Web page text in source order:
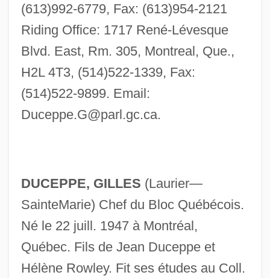
(613)992-6779, Fax: (613)954-2121
Riding Office: 1717 René-Lévesque
Blvd. East, Rm. 305, Montreal, Que.,
H2L 4T3, (514)522-1339, Fax:
(514)522-9899. Email:
Duceppe.G@parl.gc.ca.
DUCEPPE, GILLES (Laurier—
SainteMarie) Chef du Bloc Québécois.
Né le 22 juill. 1947 à Montréal,
Québec. Fils de Jean Duceppe et
Hélène Rowley. Fit ses études au Coll.